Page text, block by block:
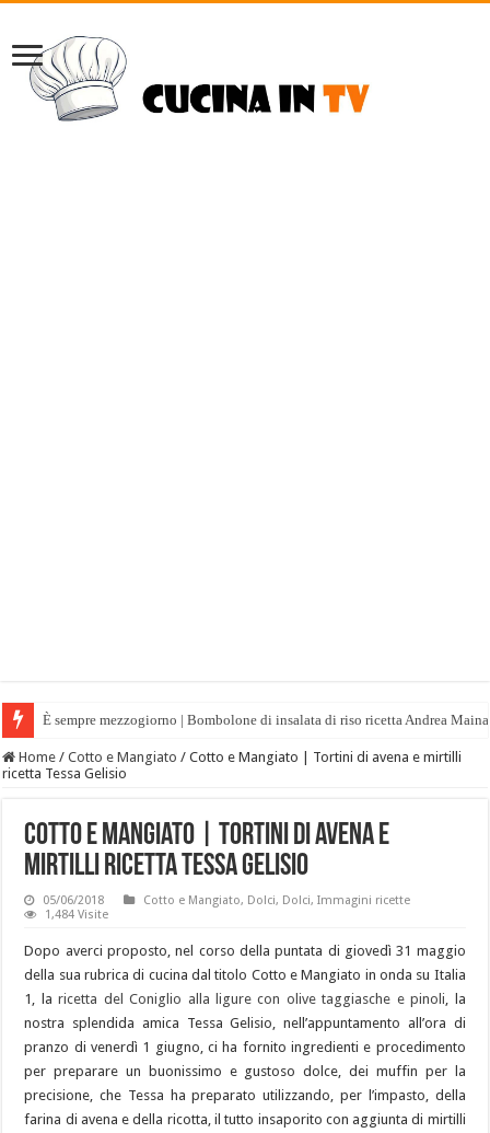
È sempre mezzogiorno | Bombolone di insalata di riso ricetta Andrea
Home / Cotto e Mangiato / Cotto e Mangiato | Tortini di avena e mirtilli
ricetta Tessa Gelisio
Cotto e Mangiato | Tortini di avena e
mirtilli ricetta Tessa Gelisio
05/06/2018 Cotto e Mangiato, Dolci, Dolci,Immagini ricette
1,484 Visite
Dopo averci proposto, nel corso della puntata di giovedì 31 maggio
della sua rubrica di cucina dal titolo Cotto e Mangiato in onda su Italia
1, laricetta del Coniglio alla ligure con olive taggiasche e pinoli , la
nostra splendida amica Tessa Gelisio, nell’appuntamento all’ora di
pranzo di venerdì 1 giugno, ci ha fornito ingredienti e procedimento
per preparare un buonissimo e gustoso dolce, dei muffin per la
precisione, che Tessa ha preparato utilizzando, per l’impasto, della
farina di avena e della ricotta, il tutto insaporito con aggiunta di mirtilli